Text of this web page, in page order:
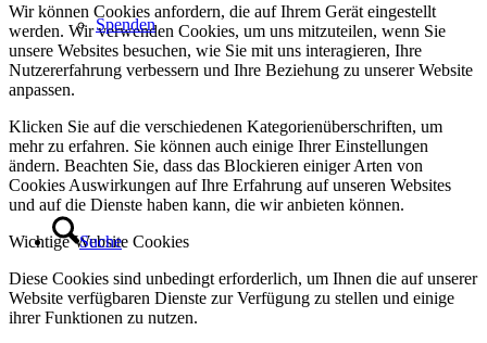
Spenden
Suche
Wir können Cookies anfordern, die auf Ihrem Gerät eingestellt
werden. Wir verwenden Cookies, um uns mitzuteilen, wenn Sie
unsere Websites besuchen, wie Sie mit uns interagieren, Ihre
Nutzererfahrung verbessern und Ihre Beziehung zu unserer Website
anpassen.
Klicken Sie auf die verschiedenen Kategorienüberschriften, um
mehr zu erfahren. Sie können auch einige Ihrer Einstellungen
ändern. Beachten Sie, dass das Blockieren einiger Arten von
Cookies Auswirkungen auf Ihre Erfahrung auf unseren Websites
und auf die Dienste haben kann, die wir anbieten können.
Wichtige Website Cookies
Diese Cookies sind unbedingt erforderlich, um Ihnen die auf unserer
Website verfügbaren Dienste zur Verfügung zu stellen und einige
ihrer Funktionen zu nutzen.